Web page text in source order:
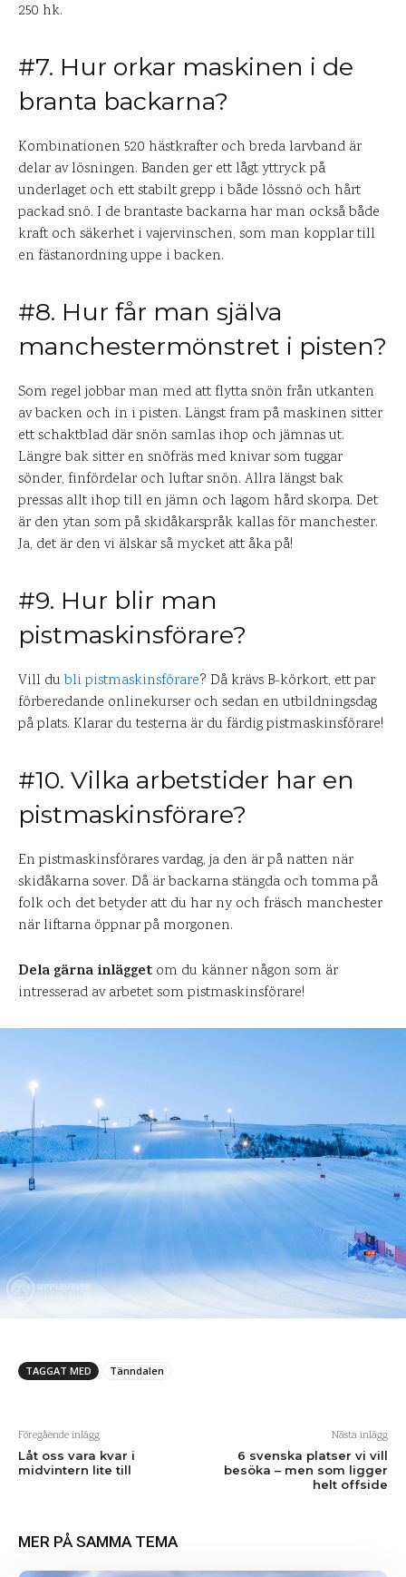
250 hk.
#7. Hur orkar maskinen i de
branta backarna?
Kombinationen 520 hästkrafter och breda larvband är
delar av lösningen. Banden ger ett lågt yttryck på
underlaget och ett stabilt grepp i både lössnö och hårt
packad snö. I de brantaste backarna har man också både
kraft och säkerhet i vajervinschen, som man kopplar till
en fästanordning uppe i backen.
#8. Hur får man själva
manchestermönstret i pisten?
Som regel jobbar man med att flytta snön från utkanten
av backen och in i pisten. Längst fram på maskinen sitter
ett schaktblad där snön samlas ihop och jämnas ut.
Längre bak sitter en snöfräs med knivar som tuggar
sönder, finfördelar och luftar snön. Allra längst bak
pressas allt ihop till en jämn och lagom hård skorpa. Det
är den ytan som på skidåkarspråk kallas för manchester.
Ja, det är den vi älskar så mycket att åka på!
#9. Hur blir man
pistmaskinsförare?
Vill du bli pistmaskinsförare? Då krävs B-körkort, ett par
förberedande onlinekurser och sedan en utbildningsdag
på plats. Klarar du testerna är du färdig pistmaskinsförare!
#10. Vilka arbetstider har en
pistmaskinsförare?
En pistmaskinsförares vardag, ja den är på natten när
skidåkarna sover. Då är backarna stängda och tomma på
folk och det betyder att du har ny och fräsch manchester
när liftarna öppnar på morgonen.
Dela gärna inlägget om du känner någon som är
intresserad av arbetet som pistmaskinsförare!
TAGGAT MED Tänndalen
Föregående inlägg
Låt oss vara kvar i
midvintern lite till
Nästa inlägg
6 svenska platser vi vill
besöka – men som ligger
helt offside
MER PÅ SAMMA TEMA